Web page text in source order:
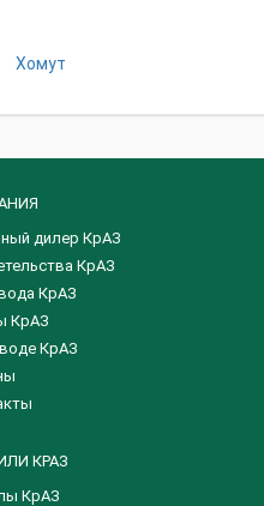
Хомут
дилер КрАЗ
КрАЗ
КрАЗ
КрАЗ
КрАЗ
КРАЗ
КрАЗ